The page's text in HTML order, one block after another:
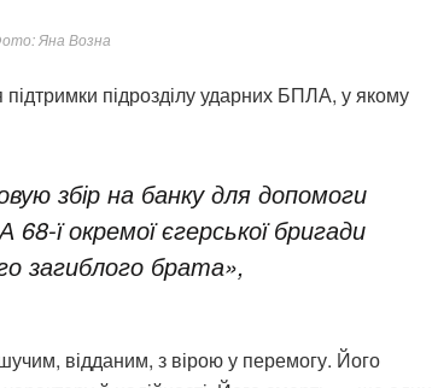
Яна Возна
підтримки підрозділу ударних БПЛА, у якому
збір на банку для допомоги
ї окремої єгерської бригади
загиблого брата»,
відданим, з вірою у перемогу. Його